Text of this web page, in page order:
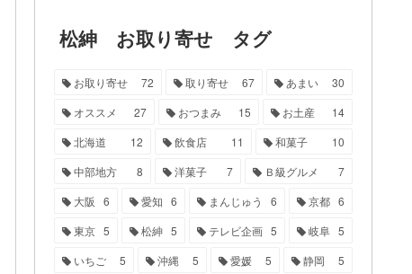
松紳 お取り寄せ タグ
お取り寄せ 72 取り寄せ 67 あまい
30
オススメ
27 おつまみ 15 お土産
14
北海道
12 飲食店 11 和菓子
10
中部地方
8 洋菓子 7 Ｂ級グルメ
7
大阪 6 愛知 6 まんじゅう 6 京都 6
東京 5 松紳 5 テレビ企画 5 岐阜 5
いちご
5 沖縄 5 愛媛 5 静岡
5